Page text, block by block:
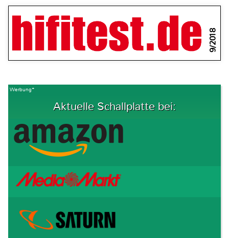
9/2018
Werbung*
Aktuelle Schallplatte bei: